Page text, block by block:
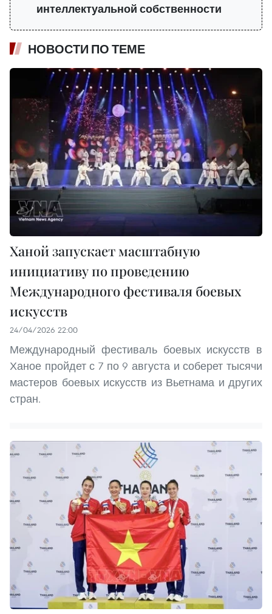
интеллектуальной собственности
НОВОСТИ ПО ТЕМЕ
Ханой запускает масштабную
инициативу по проведению
Международного фестиваля боевых
искусств
24/04/2026 22:00
Международный фестиваль боевых искусств в
Ханое пройдет с 7 по 9 августа и соберет тысячи
мастеров боевых искусств из Вьетнама и других
стран.